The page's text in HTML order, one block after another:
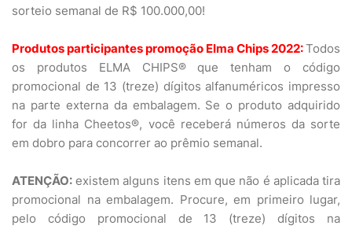
sorteio semanal de R$ 100.000,00!
Produtos participantes promoção Elma Chips 2022:Todos
os produtos ELMA CHIPS® que tenham o código
promocional de 13 (treze) dígitos alfanuméricos impresso
na parte externa da embalagem. Se o produto adquirido
for da linha Cheetos®, você receberá números da sorte
em dobro para concorrer ao prêmio semanal.
ATENÇÃO: existem alguns itens em que não é aplicada tira
promocional na embalagem. Procure, em primeiro lugar,
pelo código promocional de 13 (treze) dígitos na